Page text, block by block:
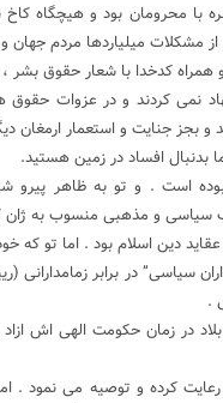
محرومان بود و هیچگاه
مشکلات میلیاردها مردم جهان
همراه کدخدا با شعار حقوق بشر
نمی کردند و در عزوات
و بجز جنایت و استعمار ارمغان
بدنبال افساد در زمین هستید.
بوده است . و تو به ظاهر
سیاسی و مذهبی منسوب به ژان
دین اسلام بود . اما تو که
سیاسی” در برابر
.
در زمان حکومت الهی اش ازاد
کرده و توصیه می نمود .